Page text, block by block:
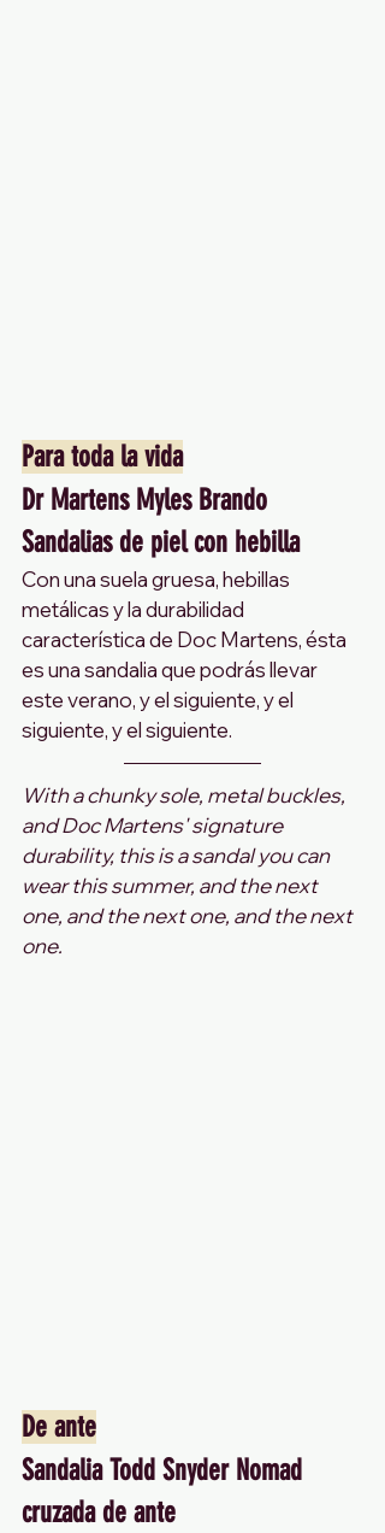
Para toda la vida
Dr Martens Myles Brando
Sandalias de piel con hebilla
Con una suela gruesa, hebillas
metálicas y la durabilidad
característica de Doc Martens, ésta
es una sandalia que podrás llevar
este verano, y el siguiente, y el
siguiente, y el siguiente.
With a chunky sole, metal buckles,
and Doc Martens' signature
durability, this is a sandal you can
wear this summer, and the next
one, and the next one, and the next
one.
De ante
Sandalia Todd Snyder Nomad
cruzada de ante